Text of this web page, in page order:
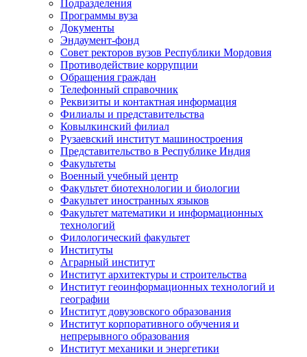
Подразделения
Программы вуза
Документы
Эндаумент-фонд
Совет ректоров вузов Республики Мордовия
Противодействие коррупции
Обращения граждан
Телефонный справочник
Реквизиты и контактная информация
Филиалы и представительства
Ковылкинский филиал
Рузаевский институт машиностроения
Представительство в Республике Индия
Факультеты
Военный учебный центр
Факультет биотехнологии и биологии
Факультет иностранных языков
Факультет математики и информационных
технологий
Филологический факультет
Институты
Аграрный институт
Институт архитектуры и строительства
Институт геоинформационных технологий и
географии
Институт довузовского образования
Институт корпоративного обучения и
непрерывного образования
Институт механики и энергетики